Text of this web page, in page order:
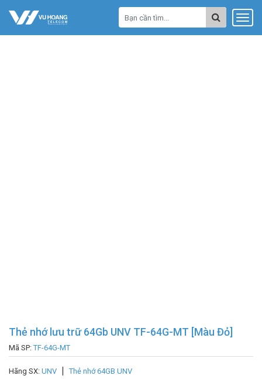
Thẻ nhớ lưu trữ 64Gb UNV TF-64G-MT [Màu Đỏ]
Mã SP:TF-64G-MT
Hãng SX: UNV Thẻ nhớ 64GB UNV